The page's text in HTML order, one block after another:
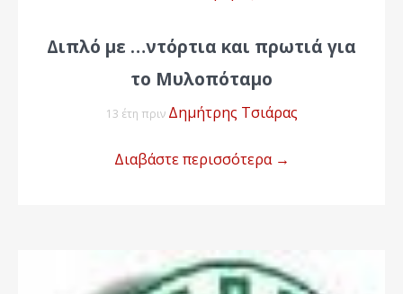
Διπλό με …ντόρτια και πρωτιά για
το Μυλοπόταμο
13 έτη πριν Δημήτρης Τσιάρας
Διαβάστε περισσότερα →